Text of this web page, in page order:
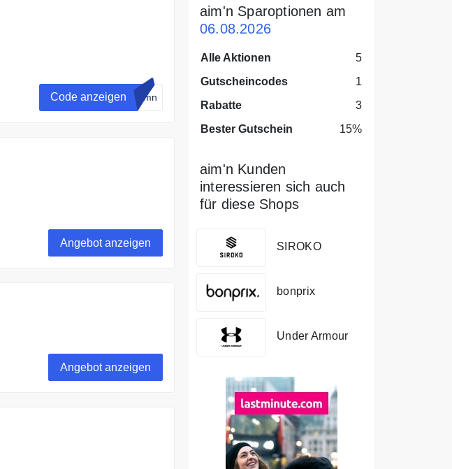
Code anzeigen aimn
Angebot anzeigen
Angebot anzeigen
aim'n Sparoptionen am
06.08.2026
Alle Aktionen
5
Gutscheincodes
1
Rabatte
3
Bester Gutschein
15%
aim'n Kunden
interessieren sich auch
für diese Shops
SIROKO
bonprix
Under Armour